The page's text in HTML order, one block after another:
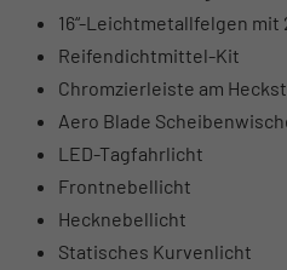
16“-Leichtmetallfelgen mit
Reifendichtmittel-Kit
Chromzierleiste am
Aero Blade
LED-Tagfahrlicht
Frontnebellicht
Hecknebellicht
Statisches Kurvenlicht